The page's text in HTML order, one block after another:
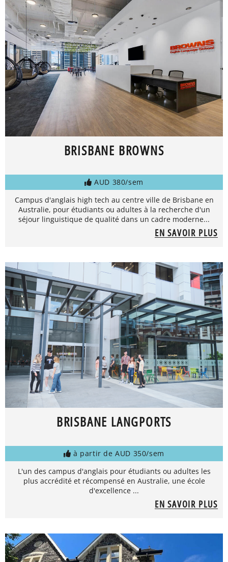
BRISBANE BROWNS
AUD 380/sem
Campus d'anglais high tech au centre ville de Brisbane en
Australie, pour étudiants ou adultes à la recherche d'un
séjour linguistique de qualité dans un cadre moderne...
EN SAVOIR PLUS
BRISBANE LANGPORTS
à partir de AUD 350/sem
L'un des campus d'anglais pour étudiants ou adultes les
plus accrédité et récompensé en Australie, une école
d'excellence ...
EN SAVOIR PLUS